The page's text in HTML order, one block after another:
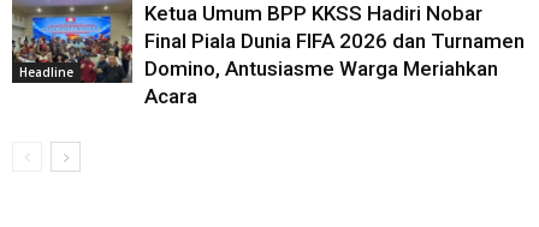
Headline
Ketua Umum BPP KKSS Hadiri Nobar
Final Piala Dunia FIFA 2026 dan Turnamen
Domino, Antusiasme Warga Meriahkan
Acara